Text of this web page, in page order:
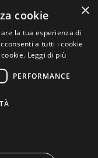
×
cookie
la tua esperienza di
a tutti i cookie
Leggi di più
PERFORMANCE